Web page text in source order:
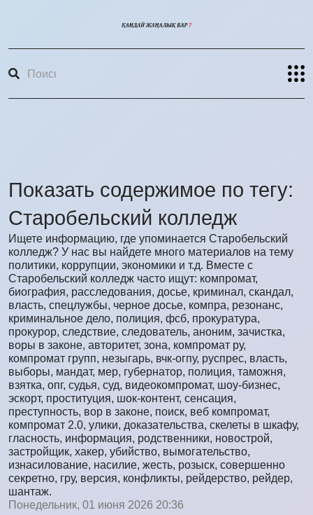
Показать содержимое по тегу:
Старобельский колледж
Ищете информацию, где упоминается Старобельский
колледж? У нас вы найдете много материалов на тему
политики, коррупции, экономики и т.д. Вместе с
Старобельский колледж часто ищут: компромат,
биография, расследования, досье, криминал, скандал,
власть, спецлужбы, черное досье, компра, резонанс,
криминальное дело, полиция, фсб, прокуратура,
прокурор, следствие, следователь, аноним, зачистка,
воры в законе, авторитет, зона, компромат ру,
компромат групп, незыгарь, вчк-огпу, руспрес, власть,
выборы, мандат, мер, губернатор, полиция, таможня,
взятка, опг, судья, суд, видеокомпромат, шоу-бизнес,
эскорт, проституция, шок-контент, сенсация,
преступность, вор в законе, поиск, веб компромат,
компромат 2.0, улики, доказательства, скелеты в шкафу,
гласность, информация, родственники, новострой,
застройщик, хакер, убийство, вымогательство,
изнасилование, насилие, жесть, розыск, совершенно
секретно, гру, версия, конфликты, рейдерство, рейдер,
шантаж.
Понедельник, 01 июня 2026 20:36